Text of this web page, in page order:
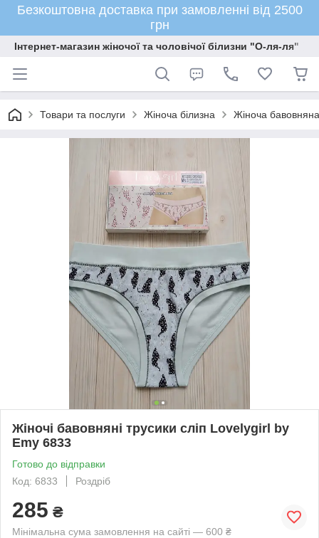
Безкоштовна доставка при замовленні від 2500
грн
Інтернет-магазин жіночої та чоловічої білизни "О-ля-ля"
Товари та послуги Жіноча білизна Жіноча бавовняна
Жіночі бавовняні трусики сліп Lovelygirl by
Emy 6833
Готово до відправки
Код: 6833
Роздріб
285 ₴
Мінімальна сума замовлення на сайті — 600 ₴